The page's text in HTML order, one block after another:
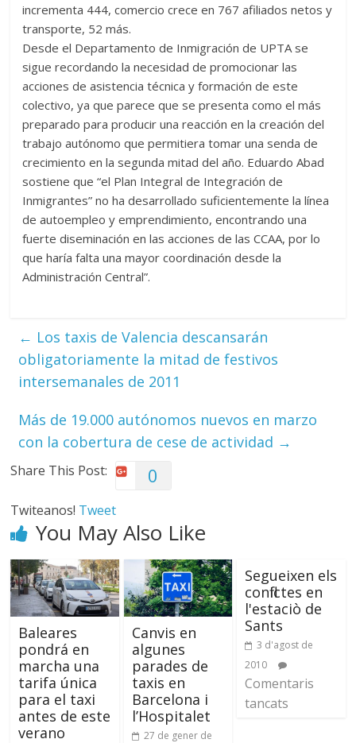
incrementa 444, comercio crece en 767 afiliados netos y
transporte, 52 más.
Desde el Departamento de Inmigración de UPTA se
sigue recordando la necesidad de promocionar las
acciones de asistencia técnica y formación de este
colectivo, ya que parece que se presenta como el más
preparado para producir una reacción en la creación del
trabajo autónomo que permitiera tomar una senda de
crecimiento en la segunda mitad del año. Eduardo Abad
sostiene que “el Plan Integral de Integración de
Inmigrantes” no ha desarrollado suficientemente la línea
de autoempleo y emprendimiento, encontrando una
fuerte diseminación en las acciones de las CCAA, por lo
que haría falta una mayor coordinación desde la
Administración Central”.
← Los taxis de Valencia descansarán
obligatoriamente la mitad de festivos
intersemanales de 2011
Más de 19.000 autónomos nuevos en marzo
con la cobertura de cese de actividad →
Share This Post: 0
Twiteanos! Tweet
You May Also Like
Baleares
pondrá en
marcha una
tarifa única
para el taxi
antes de este
verano
Canvis en
algunes
parades de
taxis en
Barcelona i
l’Hospitalet
27 de gener de
Segueixen els
conflictes en
l'estaciò de
Sants
3 d'agost de
2010
Comentaris
tancats